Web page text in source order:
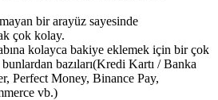
bir arayüz sayesinde
çok kolay.
kolayca bakiye eklemek için bir çok
bazıları(Kredi Kartı / Banka
Perfect Money, Binance Pay,
vb.)